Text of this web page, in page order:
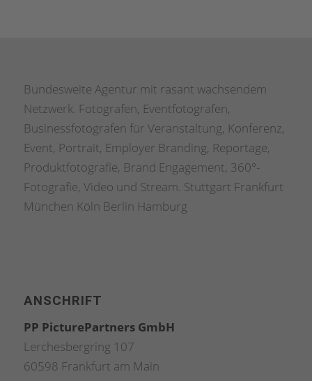
Bundesweite Agentur mit rasant wachsendem
Netzwerk. Fotografen, Eventfotografen,
Businessfotografen für Veranstaltung, Konferenz,
Event, Portrait, Employer Branding, Reportage,
Produktfotografie, Brand Engagement, 360°-
Fotografie, Video und Stream. Stuttgart Frankfurt
München Köln Berlin Hamburg
ANSCHRIFT
PP PicturePartners GmbH
Lerchesbergring 107
60598 Frankfurt am Main